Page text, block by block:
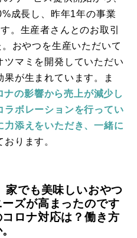
成長し、昨年1年の事業
。生産者さんとのお取引
おやつを生産いただいて
ツマミを開発していただい
が生まれています。ま
ナの影響から売上が減少し
ラボレーションを行ってい
添えをいただき、一緒に
おります。
でも美味しいおやつ
ズが高まったのです
ロナ対応は？働き方